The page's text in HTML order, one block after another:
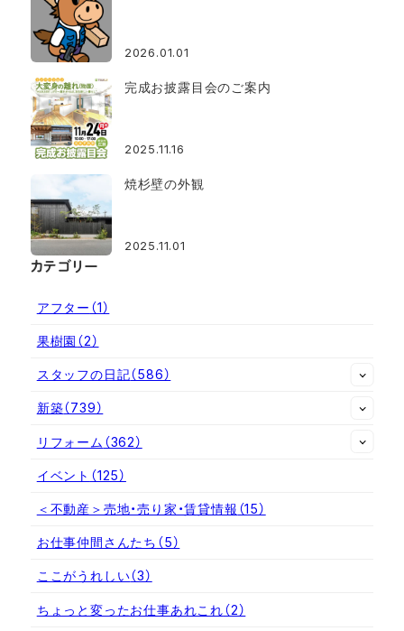
2026.01.01
完成お披露目会のご案内
2025.11.16
焼杉壁の外観
2025.11.01
カテゴリー
アフター （1）
果樹園 （2）
スタッフの日記（586）
新築（739）
リフォーム （362）
イベント （125）
＜不動産＞売地・売り家・賃貸情報 （15）
お仕事仲間さんたち （5）
ここがうれしい（3）
ちょっと変ったお仕事あれこれ（2）